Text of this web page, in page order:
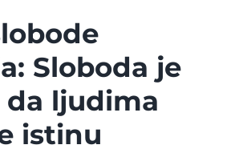
Sloboda je
da ljudima
istinu